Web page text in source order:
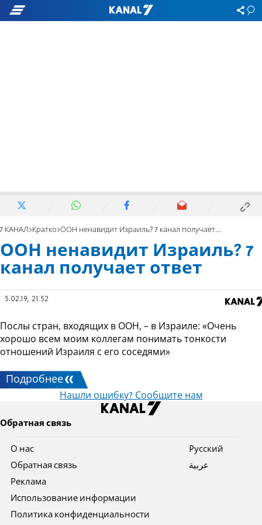
7 КАНАЛ Кратко ООН ненавидит Израиль? 7 канал получает ответ
ООН ненавидит Израиль? 7
канал получает ответ
5.02.19, 21:52
Послы стран, входящих в ООН, – в Израиле: «Очень
хорошо всем моим коллегам понимать тонкости
отношений Израиля с его соседями»
Подробнее
Нашли ошибку? Сообщите нам
Обратная связь
О нас
Обратная связь
Реклама
Использование информации
Политика конфиденциальности
Pусский
عربية